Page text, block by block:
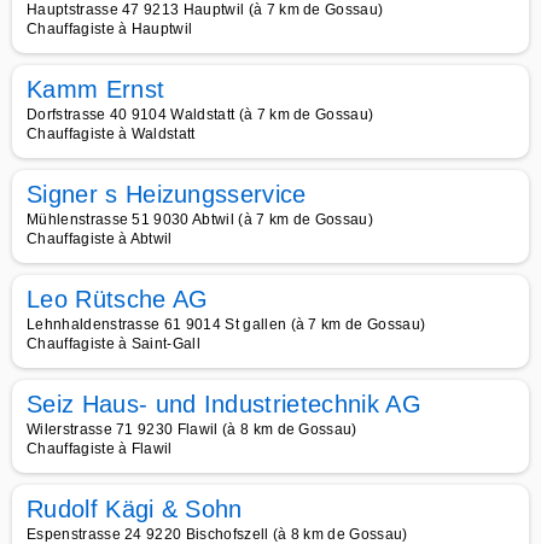
Hauptstrasse 47 9213 Hauptwil (à 7 km de Gossau)
Chauffagiste à Hauptwil
Kamm Ernst
Dorfstrasse 40 9104 Waldstatt (à 7 km de Gossau)
Chauffagiste à Waldstatt
Signer s Heizungsservice
Mühlenstrasse 51 9030 Abtwil (à 7 km de Gossau)
Chauffagiste à Abtwil
Leo Rütsche AG
Lehnhaldenstrasse 61 9014 St gallen (à 7 km de Gossau)
Chauffagiste à Saint-Gall
Seiz Haus- und Industrietechnik AG
Wilerstrasse 71 9230 Flawil (à 8 km de Gossau)
Chauffagiste à Flawil
Rudolf Kägi & Sohn
Espenstrasse 24 9220 Bischofszell (à 8 km de Gossau)